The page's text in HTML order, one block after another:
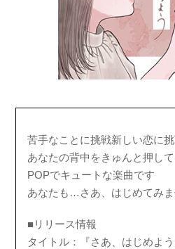
苦手なことに挑戦新しい恋に
あなたの背中をきゅんと押し
POPでキュートな楽曲です
あなたも…さあ、はじめてみま
■リリース情報
タイトル：『さあ、はじめよう